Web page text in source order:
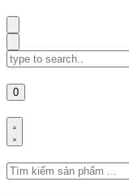
Search
for:
0
Search
for: